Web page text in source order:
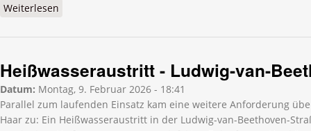
Weiterlesen
Heißwasseraustritt - Ludwig-van-
Datum: Montag, 9. Februar 2026 - 18:41
Parallel zum laufenden Einsatz kam eine weitere Anforderung
Haar zu: Ein Heißwasseraustritt in der Ludwig-van-Beethoven-